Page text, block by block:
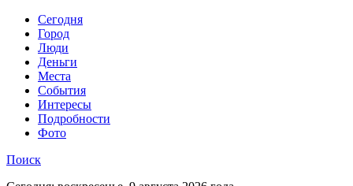
Cегодня
Город
Люди
Деньги
Места
События
Интересы
Подробности
Фото
Поиск